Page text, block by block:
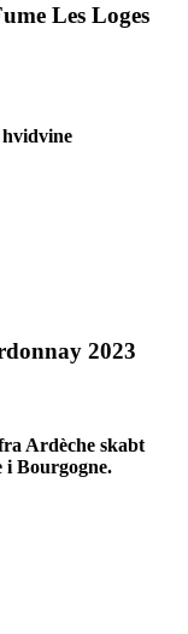
Les Loges
2023
Ardèche skabt
i Bourgogne.